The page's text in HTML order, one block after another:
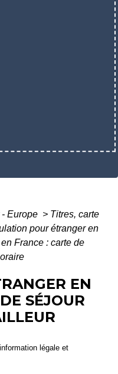
Europe > Titres, carte
pour étranger en
France : carte de
EN
SÉJOUR
légale et